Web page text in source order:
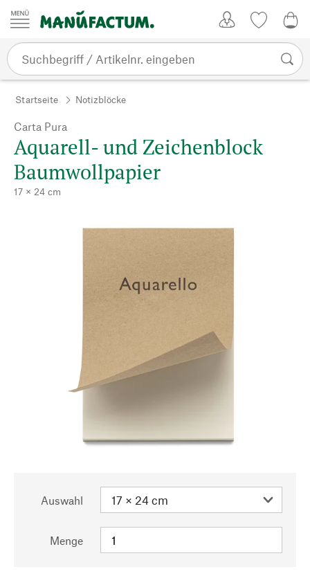
Zum Inhalt springen
Startseite Notizblöcke
Carta Pura
Aquarell- und Zeichenblock
Baumwollpapier
17 × 24 cm
Auswahl
Menge